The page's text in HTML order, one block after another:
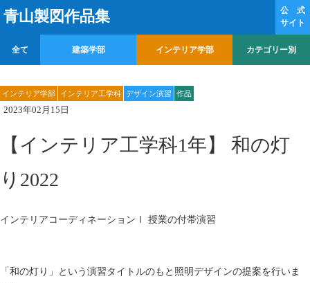
青山製図作品集
公 式
サイト
全て 建築学部 インテリア学部 カテゴリー別
インテリア学部 インテリア工学科 デザイン演習 作品
2023年02月15日
【インテリア工学科1年】 和の灯
り2022
インテリアコーディネーションⅠ 授業の付帯演習
「和の灯り」という演習タイトルのもと照明デザインの提案を行いま